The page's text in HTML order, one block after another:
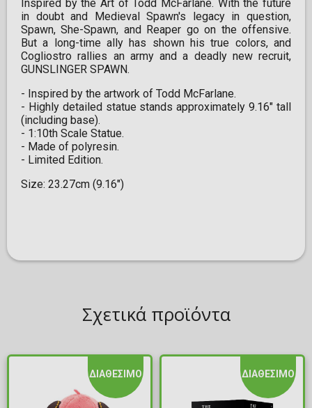
Ιnspired by the Art of Todd McFarlane. With the future
in doubt and Medieval Spawn's legacy in question,
Spawn, She-Spawn, and Reaper go on the offensive.
But a long-time ally has shown his true colors, and
Cogliostro rallies an army and a deadly new recruit,
GUNSLINGER SPAWN.
- Inspired by the artwork of Todd McFarlane.
- Highly detailed statue stands approximately 9.16" tall
(including base).
- 1:10th Scale Statue.
- Made of polyresin.
- Limited Edition.
Size: 23.27cm (9.16")
Σχετικά προϊόντα
ΔΙΑΘΕΣΙΜΟ ΔΙΑΘΕΣΙΜΟ